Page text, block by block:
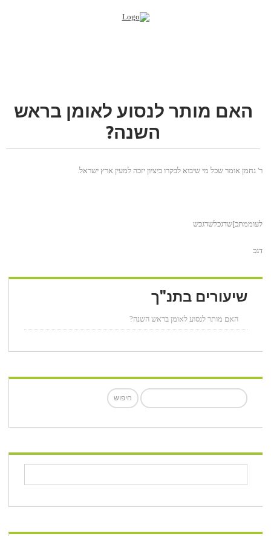
האם מותר לנסוע לאומן בראש
השנה?
ר' נחמן אומר שכל מי שיבוא לבקרו ביציון יזכה למעין ארץ ישראל.
לעוממתכ]שדגכלשדגכש
דגכ
שיעורים בתנ"ך
האם מותר לנסוע לאומן בראש השנה?
חיפוש: